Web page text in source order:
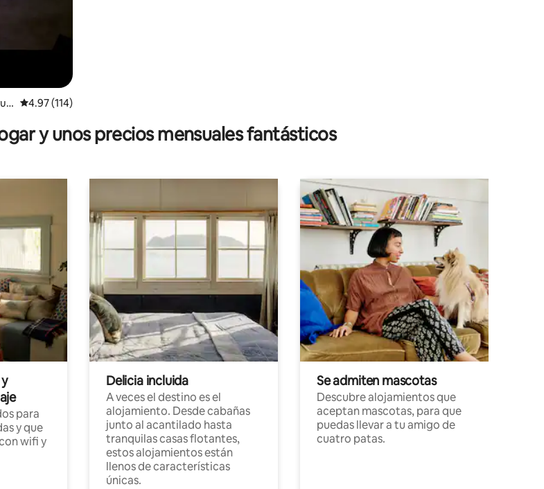
Calificación promedio: 4.97 de 5, 114 reseñas
4.97 (114)
y unos precios mensuales fantásticos
para
y que
wifi y
Delicia incluida
A veces el destino es el
alojamiento. Desde cabañas
junto al acantilado hasta
tranquilas casas flotantes,
estos alojamientos están
llenos de características
únicas.
Se admiten mascotas
Descubre alojamientos que
aceptan mascotas, para que
puedas llevar a tu amigo de
cuatro patas.